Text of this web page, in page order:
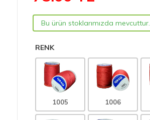
Bu ürün stoklarımızda mevcuttur.
RENK
1005 1006